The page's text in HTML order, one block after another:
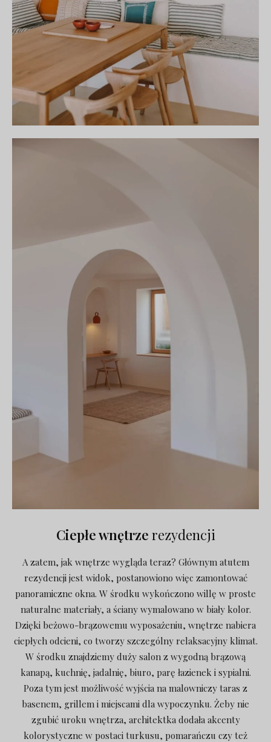
Ciepłe wnętrze rezydencji
A zatem, jak wnętrze wygląda teraz? Głównym atutem
rezydencji jest widok, postanowiono więc zamontować
panoramiczne okna. W środku wykończono willę w proste
naturalne materiały, a ściany wymalowano w biały kolor.
Dzięki beżowo-brązowemu wyposażeniu, wnętrze nabiera
ciepłych odcieni, co tworzy szczególny relaksacyjny klimat.
W środku znajdziemy duży salon z wygodną brązową
kanapą, kuchnię, jadalnię, biuro, parę łazienek i sypialni.
Poza tym jest możliwość wyjścia na malowniczy taras z
basenem, grillem i miejscami dla wypoczynku. Żeby nie
zgubić uroku wnętrza, architektka dodała akcenty
kolorystyczne w postaci turkusu, pomarańczu czy też